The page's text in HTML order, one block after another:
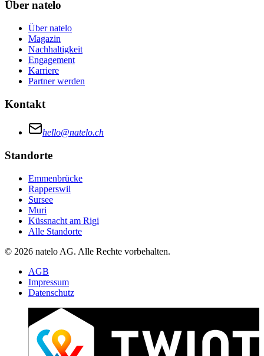
Über natelo
Über natelo
Magazin
Nachhaltigkeit
Engagement
Karriere
Partner werden
Kontakt
hello@natelo.ch
Standorte
Emmenbrücke
Rapperswil
Sursee
Muri
Küssnacht am Rigi
Alle Standorte
© 2026 natelo AG. Alle Rechte vorbehalten.
AGB
Impressum
Datenschutz